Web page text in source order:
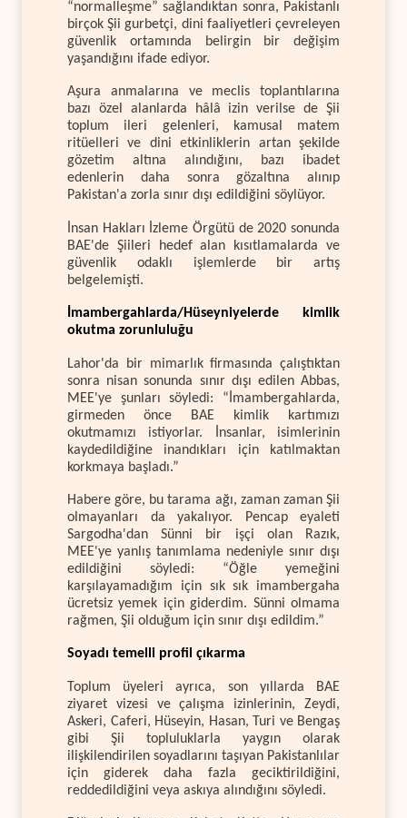
“normalleşme” sağlandıktan sonra, Pakistanlı
birçok Şii gurbetçi, dini faaliyetleri çevreleyen
güvenlik ortamında belirgin bir değişim
yaşandığını ifade ediyor.
Aşura anmalarına ve meclis toplantılarına
bazı özel alanlarda hâlâ izin verilse de Şii
toplum ileri gelenleri, kamusal matem
ritüelleri ve dini etkinliklerin artan şekilde
gözetim altına alındığını, bazı ibadet
edenlerin daha sonra gözaltına alınıp
Pakistan'a zorla sınır dışı edildiğini söylüyor.
İnsan Hakları İzleme Örgütü de 2020 sonunda
BAE'de Şiileri hedef alan kısıtlamalarda ve
güvenlik odaklı işlemlerde bir artış
belgelemişti.
İmambergahlarda/Hüseyniyelerde kimlik
okutma zorunluluğu
Lahor'da bir mimarlık firmasında çalıştıktan
sonra nisan sonunda sınır dışı edilen Abbas,
MEE'ye şunları söyledi: “İmambergahlarda,
girmeden önce BAE kimlik kartımızı
okutmamızı istiyorlar. İnsanlar, isimlerinin
kaydedildiğine inandıkları için katılmaktan
korkmaya başladı.”
Habere göre, bu tarama ağı, zaman zaman Şii
olmayanları da yakalıyor. Pencap eyaleti
Sargodha'dan Sünni bir işçi olan Razık,
MEE'ye yanlış tanımlama nedeniyle sınır dışı
edildiğini söyledi: “Öğle yemeğini
karşılayamadığım için sık sık imambergaha
ücretsiz yemek için giderdim. Sünni olmama
rağmen, Şii olduğum için sınır dışı edildim.”
Soyadı temelli profil çıkarma
Toplum üyeleri ayrıca, son yıllarda BAE
ziyaret vizesi ve çalışma izinlerinin, Zeydi,
Askeri, Caferi, Hüseyin, Hasan, Turi ve Bengaş
gibi Şii topluluklarla yaygın olarak
ilişkilendirilen soyadlarını taşıyan Pakistanlılar
için giderek daha fazla geciktirildiğini,
reddedildiğini veya askıya alındığını söyledi.